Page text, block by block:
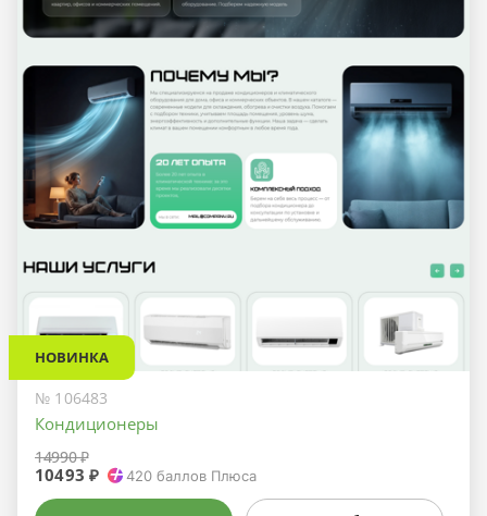
НОВИНКА
№ 106483
Кондиционеры
14990 ₽
10493 ₽ 420 баллов Плюса